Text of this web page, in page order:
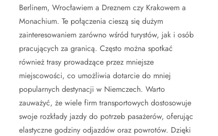
Berlinem, Wrocławiem a Dreznem czy Krakowem a
Monachium. Te połączenia cieszą się dużym
zainteresowaniem zarówno wśród turystów, jak i osób
pracujących za granicą. Często można spotkać
również trasy prowadzące przez mniejsze
miejscowości, co umożliwia dotarcie do mniej
popularnych destynacji w Niemczech. Warto
zauważyć, że wiele firm transportowych dostosowuje
swoje rozkłady jazdy do potrzeb pasażerów, oferując
elastyczne godziny odjazdów oraz powrotów. Dzięki